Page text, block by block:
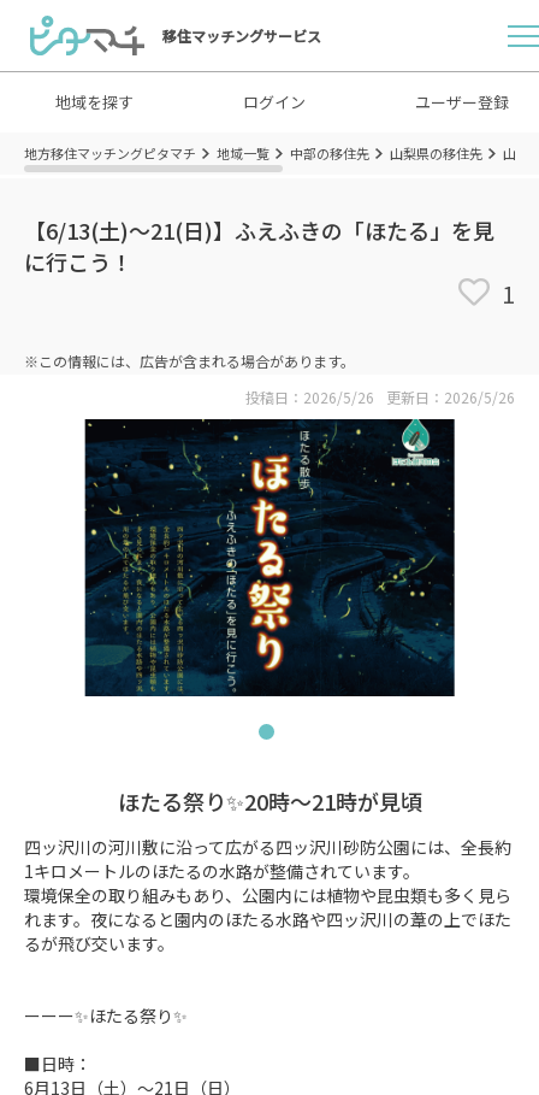
移住マッチングサービス
地域を探す ログイン ユーザー登録
地方移住マッチングピタマチ 地域一覧 中部の移住先 山梨県の移住先 山梨
【6/13(土)～21(日)】ふえふきの「ほたる」を見
に行こう！
1
※この情報には、広告が含まれる場合があります。
投稿日：2026/5/26
更新日：2026/5/26
ほたる祭り✨20時～21時が見頃
四ッ沢川の河川敷に沿って広がる四ッ沢川砂防公園には、全長約
1キロメートルのほたるの水路が整備されています。
環境保全の取り組みもあり、公園内には植物や昆虫類も多く見ら
れます。夜になると園内のほたる水路や四ッ沢川の葦の上でほた
るが飛び交います。
ーーー✨ほたる祭り✨
■日時：
6月13日（土）～21日（日）